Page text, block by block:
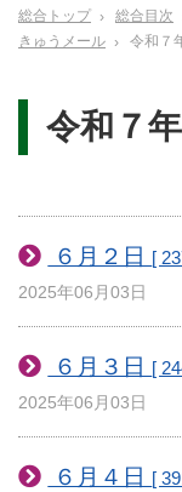
総合トップ 総合目次
きゅうメール
令和７
令和７
６月２日 [
2025年06月03日
６月３日 [
2025年06月03日
６月４日 [